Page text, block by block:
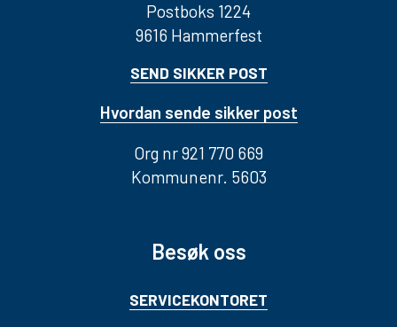
Postboks 1224
9616 Hammerfest
SEND SIKKER POST
Hvordan sende sikker post
Org nr 921 770 669
Kommunenr. 5603
Besøk oss
SERVICEKONTORET